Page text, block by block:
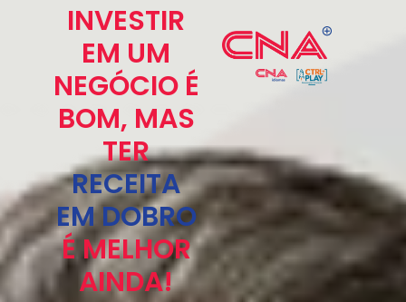
INVESTIR
EM UM
NEGÓCIO É
BOM, MAS
TER
RECEITA
EM DOBRO
É MELHOR
AINDA!